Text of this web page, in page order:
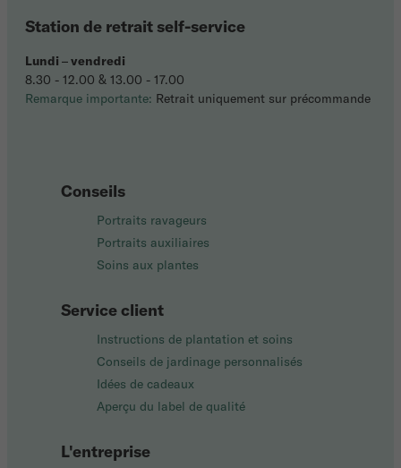
Conseils
Portraits ravageurs
Portraits auxiliaires
Soins aux plantes
Service client
Instructions de plantation et soins
Conseils de jardinage personnalisés
Idées de cadeaux
Aperçu du label de qualité
L'entreprise
Station de retrait self-service
Lundi –vendredi
8.30 - 12.00 & 13.00 - 17.00
Remarque importante: Retrait uniquement sur précommande